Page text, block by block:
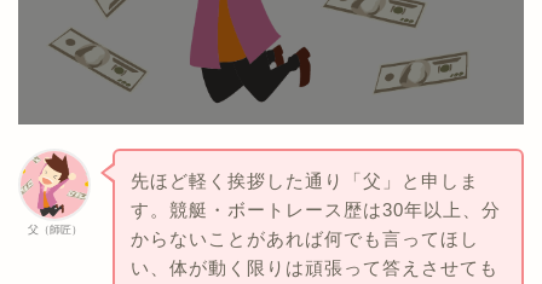
父（師匠）
先ほど軽く挨拶した通り「父」と申しま
す。競艇・ボートレース歴は30年以上、分
からないことがあれば何でも言ってほし
い、体が動く限りは頑張って答えさせても